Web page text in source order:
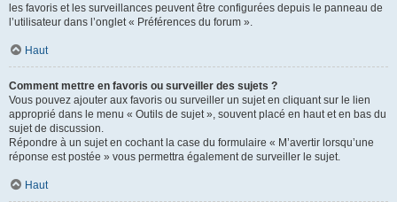
les favoris et les surveillances peuvent être configurées depuis le panneau de
l’utilisateur dans l’onglet « Préférences du forum ».
Haut
Comment mettre en favoris ou surveiller des sujets ?
Vous pouvez ajouter aux favoris ou surveiller un sujet en cliquant sur le lien
approprié dans le menu « Outils de sujet », souvent placé en haut et en bas du
sujet de discussion.
Répondre à un sujet en cochant la case du formulaire « M’avertir lorsqu’une
réponse est postée » vous permettra également de surveiller le sujet.
Haut